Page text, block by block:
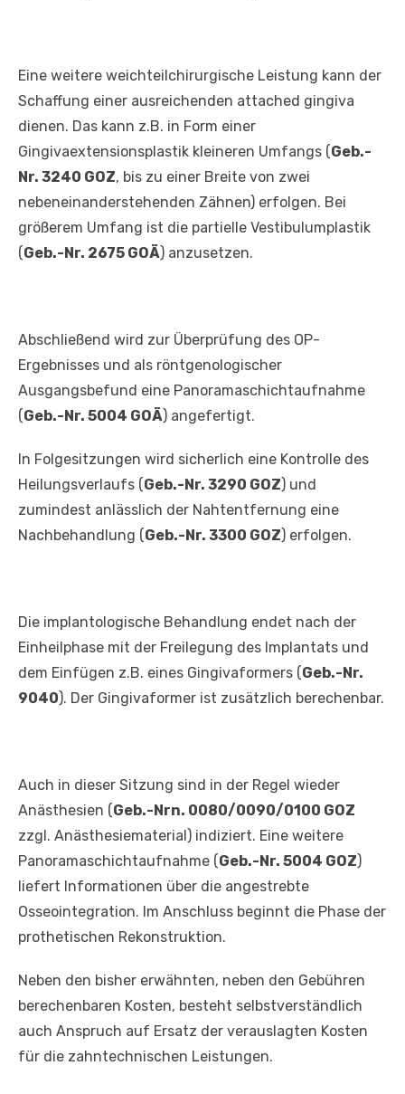
Eine weitere weichteilchirurgische Leistung kann der
Schaffung einer ausreichenden attached gingiva
dienen. Das kann z.B. in Form einer
Gingivaextensionsplastik kleineren Umfangs (Geb.-
Nr. 3240 GOZ, bis zu einer Breite von zwei
nebeneinanderstehenden Zähnen) erfolgen. Bei
größerem Umfang ist die partielle Vestibulumplastik
(Geb.-Nr. 2675 GOÄ) anzusetzen.
Abschließend wird zur Überprüfung des OP-
Ergebnisses und als röntgenologischer
Ausgangsbefund eine Panoramaschichtaufnahme
(Geb.-Nr. 5004 GOÄ) angefertigt.
In Folgesitzungen wird sicherlich eine Kontrolle des
Heilungsverlaufs (Geb.-Nr. 3290 GOZ) und
zumindest anlässlich der Nahtentfernung eine
Nachbehandlung (Geb.-Nr. 3300 GOZ) erfolgen.
Die implantologische Behandlung endet nach der
Einheilphase mit der Freilegung des Implantats und
dem Einfügen z.B. eines Gingivaformers (Geb.-Nr.
9040). Der Gingivaformer ist zusätzlich berechenbar.
Auch in dieser Sitzung sind in der Regel wieder
Anästhesien (Geb.-Nrn. 0080/0090/0100 GOZ
zzgl. Anästhesiematerial) indiziert. Eine weitere
Panoramaschichtaufnahme (Geb.-Nr. 5004 GOZ)
liefert Informationen über die angestrebte
Osseointegration. Im Anschluss beginnt die Phase der
prothetischen Rekonstruktion.
Neben den bisher erwähnten, neben den Gebühren
berechenbaren Kosten, besteht selbstverständlich
auch Anspruch auf Ersatz der verauslagten Kosten
für die zahntechnischen Leistungen.